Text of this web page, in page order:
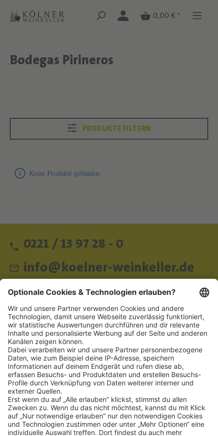
Zum Hauptinhalt springen
Zum Hauptinhalt springen
0,00 € *
Text überspringen
Bodegas Pirineros
Text überspringen
PRODUKTE FILTERN
Keine Produkte gefunden.
0221 / 13 97 28 - 0
info@koelner-weinkeller.de
Schnellzugriff
ZAHLUNGSMETHODEN
SOCIAL
NEWSLETTER
BESUCHEN SIE UNS